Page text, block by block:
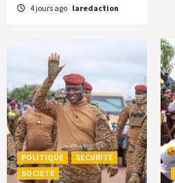
4 jours ago laredaction
POLITIQUE
SECURITE
SOCIETE